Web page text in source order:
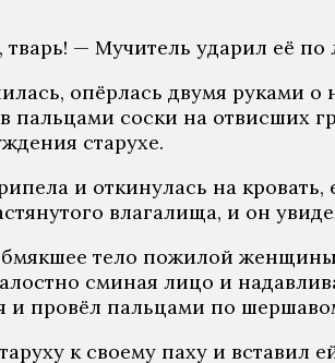
— Мучитель ударил её по
опёрлась двумя руками
соски на отвисших
старухе.
и откинулась на кровать,
влагалища, и он
тело пожилой
сминая лицо и
провёл пальцами по
к своему паху и